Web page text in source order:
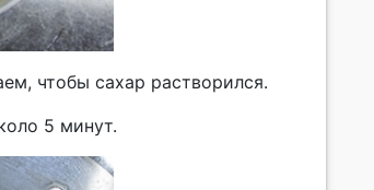
чтобы сахар растворился.
5 минут.